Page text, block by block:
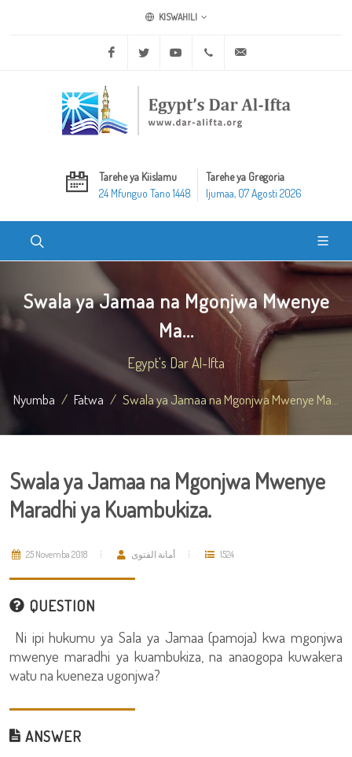
KISWAHILI
Facebook Twitter Youtube +20 2 25970400
Tarehe ya Kiislamu
24 Mfunguo Tano 1448
Tarehe ya Gregoria
Ijumaa, 07 Agosti 2026
Swala ya Jamaa na Mgonjwa Mwenye
Ma...
Egypt's Dar Al-Ifta
Nyumba Fatwa Swala ya Jamaa na Mgonjwa Mwenye Ma...
Swala ya Jamaa na Mgonjwa Mwenye
Maradhi ya Kuambukiza.
25 Novemba 2018 أمانة الفتوى 1524
QUESTION
Ni ipi hukumu ya Sala ya Jamaa (pamoja) kwa mgonjwa
mwenye maradhi ya kuambukiza, na anaogopa kuwakera
watu na kueneza ugonjwa?
ANSWER